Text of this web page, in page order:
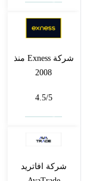
شركة Exness منذ
2008
4.5/5
شركة افاتريد